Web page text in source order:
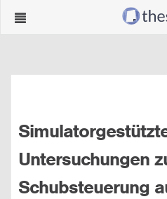
Navigation
Untersuchungen
Schubsteuerung